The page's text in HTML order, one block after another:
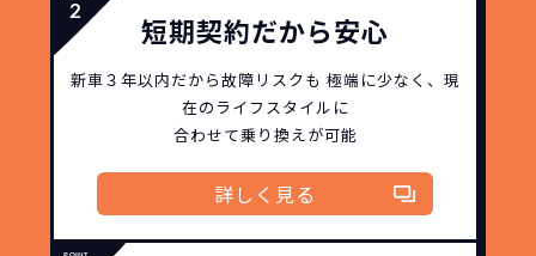
短期契約だから安心
新車３年以内だから故障リスクも 極端に少なく、 現
在のライフスタイルに
合わせて乗り換えが可能
詳しく見る